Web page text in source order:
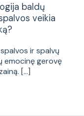
baldų
veikia
ir spalvų
emocinę gerovę
[...]